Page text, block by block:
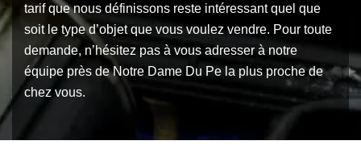
tarif que nous définissons reste intéressant quel que
soit le type d’objet que vous voulez vendre. Pour toute
demande, n’hésitez pas à vous adresser à notre
équipe près de Notre Dame Du Pe la plus proche de
chez vous.